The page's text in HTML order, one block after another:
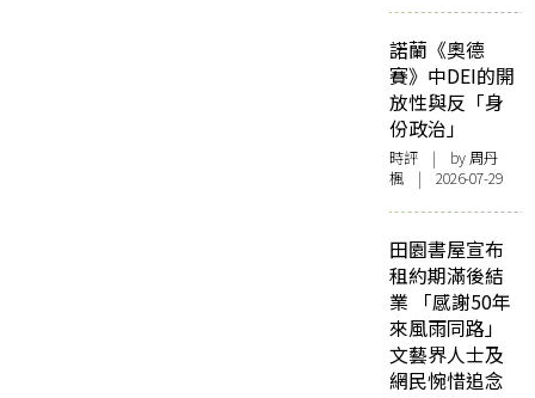
諾蘭《奧德
賽》中DEI的開
放性與反「身
份政治」
時評 | by周丹
楓 | 2026-07-29
田園書屋宣布
租約期滿後結
業 「感謝50年
來風雨同路」
文藝界人士及
網民惋惜追念